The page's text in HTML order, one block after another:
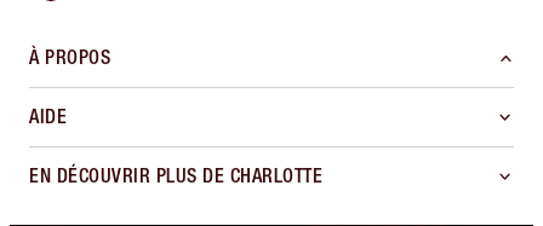
À PROPOS
AIDE
EN DÉCOUVRIR PLUS DE CHARLOTTE